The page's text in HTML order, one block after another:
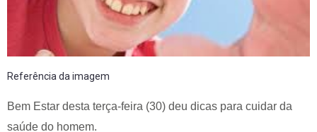
Referência da imagem
Bem Estar desta terça-feira (30) deu dicas para cuidar da
saúde do homem.